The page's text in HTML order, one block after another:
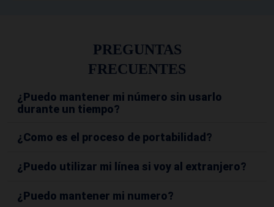
PREGUNTAS
FRECUENTES
¿Puedo mantener mi número sin usarlo
durante un tiempo?
¿Como es el proceso de portabilidad?
¿Puedo utilizar mi línea si voy al extranjero?
¿Puedo mantener mi numero?